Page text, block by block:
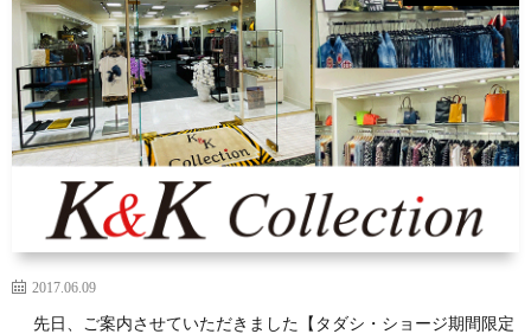
2017.06.09
先日、ご案内させていただきました【タダシ・ショージ期間限定